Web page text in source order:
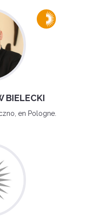
BIELECKI
en Pologne.